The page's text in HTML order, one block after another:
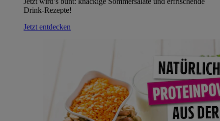
Drink-Rezepte!
Jetzt entdecken